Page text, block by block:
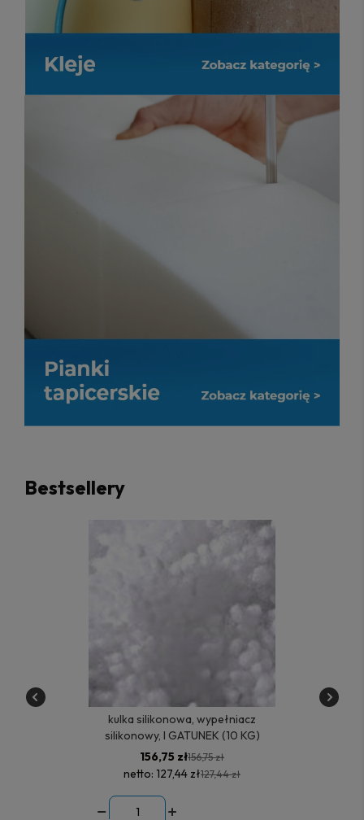
Bestsellery
kulka silikonowa, wypełniacz
silikonowy, I GATUNEK (10 KG)
156,75 zł156,75 zł
netto: 127,44 zł127,44 zł